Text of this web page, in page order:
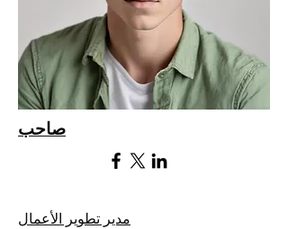
صاحب
مدير تطوير الأعمال